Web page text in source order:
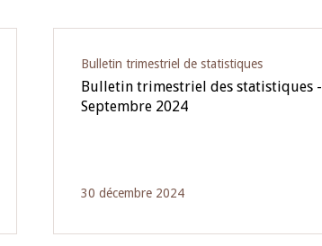
Bulletin trimestriel de statistiques
Bulletin trimestriel des statistiques -
Septembre 2024
30 décembre 2024